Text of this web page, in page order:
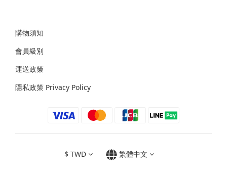
購物須知
會員級別
運送政策
隱私政策 Privacy Policy
$ TWD 繁體中文